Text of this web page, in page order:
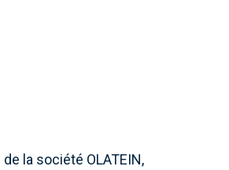
la société OLATEIN,